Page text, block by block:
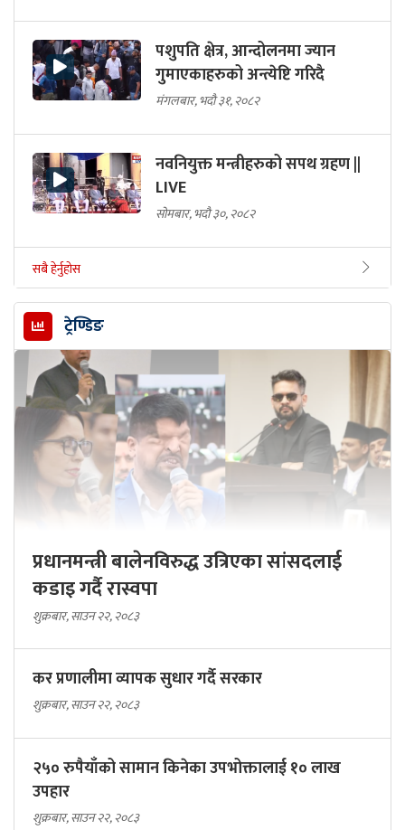
पशुपति क्षेत्र, आन्दोलनमा ज्यान
गुमाएकाहरुको अन्त्येष्टि गरिदै
मंगलबार, भदौ ३१, २०८२
नवनियुक्त मन्त्रीहरुको सपथ ग्रहण ||
LIVE
सोमबार, भदौ ३०, २०८२
सबै हेर्नुहोस
ट्रेण्डिङ
प्रधानमन्त्री बालेनविरुद्ध उत्रिएका सांसदलाई
कडाइ गर्दै रास्वपा
शुक्रबार, साउन २२, २०८३
कर प्रणालीमा व्यापक सुधार गर्दै सरकार
शुक्रबार, साउन २२, २०८३
२५० रुपैयाँको सामान किनेका उपभोक्तालाई १० लाख
उपहार
शुक्रबार, साउन २२, २०८३